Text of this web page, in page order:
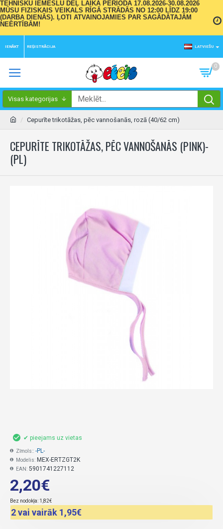
TEHNISKU IEMESLU DĒĻ LAIKA PERIODĀ 17.08.2026-30.08.2026
MŪSU FIZISKAIS VEIKALS RĪGĀ STRĀDĀS NO 12:00 LĪDZ 19:00
(DARBA DIENĀS). ĻOTI ATVAINOJAMIES PAR SAGĀDĀTAJĀM
NEĒRTĪBĀM!
IENĀKT REĢISTRĀCIJA LATVIEŠU
0
Visas kategorijas
Cepurīte trikotāžas, pēc vannošanās, rozā (40/62 cm)
CEPURĪTE TRIKOTĀŽAS, PĒC VANNOŠANĀS (PINK)-
(PL)
2,20€
Bez nodokļa: 1,82€
2 vai vairāk 1,95€
✔ pieejams uz vietas
Zīmols:: -PL-
Modelis: MEX-ERTZGT2K
EAN: 5901741227112